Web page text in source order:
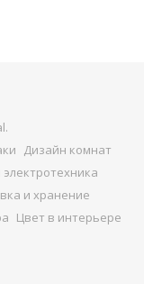
.
Дизайн комнат
и хранение
Цвет в интерьере